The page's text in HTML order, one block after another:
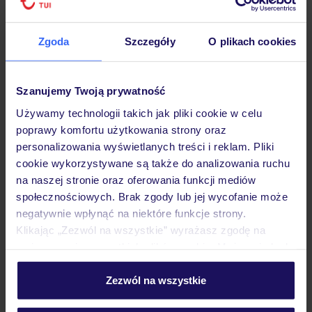
Zgoda Szczegóły O plikach cookies
Szanujemy Twoją prywatność
Używamy technologii takich jak pliki cookie w celu
poprawy komfortu użytkowania strony oraz
personalizowania wyświetlanych treści i reklam. Pliki
cookie wykorzystywane są także do analizowania ruchu
na naszej stronie oraz oferowania funkcji mediów
społecznościowych. Brak zgody lub jej wycofanie może
negatywnie wpłynąć na niektóre funkcje strony.
Klikając „Zezwól na wszystkie” wyrażasz zgodę na
personalizować swój wybór wchodząc w zakładkę
Szczegółowe informacje o plikach cookie znajdziesz
Zezwól na wszystkie
Hotel
Pokoje
Wyżywienie
Atrakcje